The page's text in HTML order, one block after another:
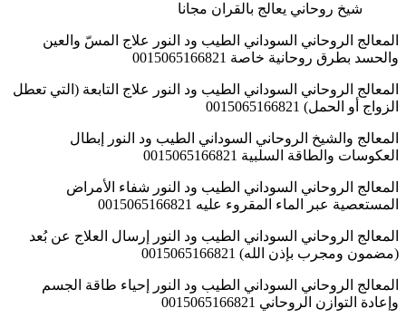
شيخ روحاني يعالج بالقران مجانا
المعالج الروحاني السوداني الطيب ود النور علاج المسّ والعين
والحسد بطرق روحانية خاصة 0015065166821
المعالج الروحاني السوداني الطيب ود النور علاج التابعة (التي تعطل
الزواج أو الحمل) 0015065166821
المعالج والشيخ الروحاني السوداني الطيب ود النور إبطال
العكوسات والطاقة السلبية 0015065166821
المعالج الروحاني السوداني الطيب ود النور شفاء الأمراض
المستعصية عبر الماء المقروء عليه 0015065166821
المعالج الروحاني السوداني الطيب ود النور إرسال العلاج عن بُعد
(مضمون ومجرب بإذن الله) 0015065166821
المعالج الروحاني السوداني الطيب ود النور إحياء طاقة الجسم
وإعادة التوازن الروحاني 0015065166821